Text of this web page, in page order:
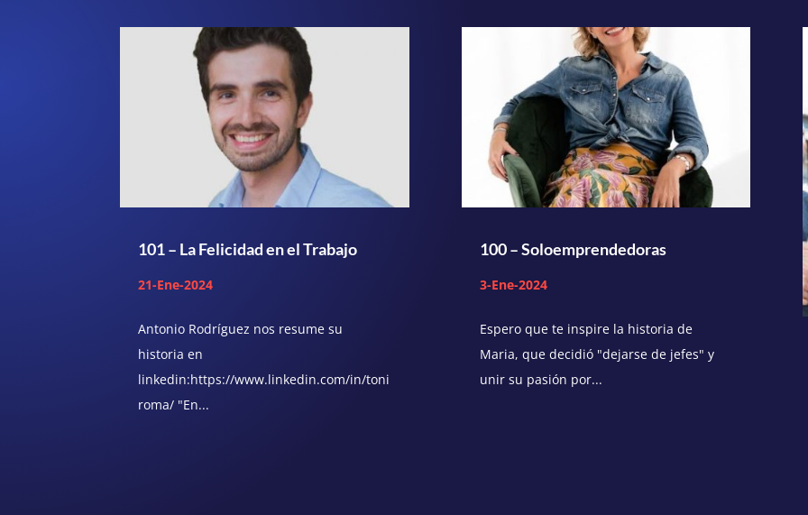
101 – La Felicidad en el Trabajo
21-Ene-2024
Antonio Rodríguez nos resume su
historia en
linkedin:https://www.linkedin.com/in/toni
roma/ "En...
100 – Soloemprendedoras
3-Ene-2024
Espero que te inspire la historia de
Maria, que decidió "dejarse de jefes" y
unir su pasión por...